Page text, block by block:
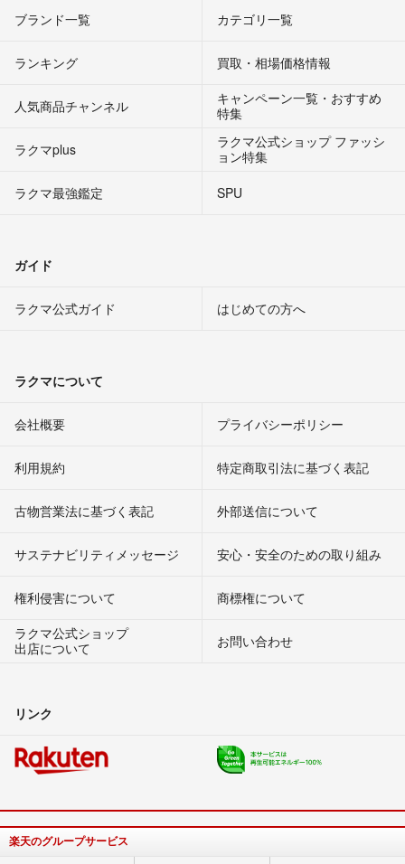
ブランド一覧 カテゴリ一覧
ランキング 買取・相場価格情報
人気商品チャンネル
キャンペーン一覧・おすすめ
特集
ラクマplus
ラクマ公式ショップ ファッシ
ョン特集
ラクマ最強鑑定
SPU
ガイド
ラクマ公式ガイド はじめての方へ
ラクマについて
会社概要 プライバシーポリシー
利用規約 特定商取引法に基づく表記
古物営業法に基づく表記 外部送信について
サステナビリティメッセージ 安心・安全のための取り組み
権利侵害について
商標権について
ラクマ公式ショップ
出店について
お問い合わせ
リンク
楽天のグループサービス